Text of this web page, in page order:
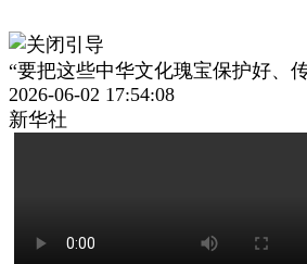
“要把这些中华文化瑰宝保护好、
2026-06-02 17:54:08
新华社